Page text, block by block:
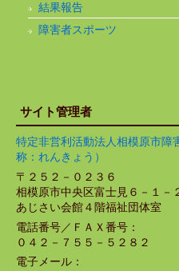
結果報告
障害者スポーツ
サイト管理者
特定非営利活動法人相模原市障
称：れんきょう）
〒２５２－０２３６
相模原市中央区富士見６－１－
あじさい会館４階福祉団体室
電話番号／ＦＡＸ番号：
０４２－７５５－５２８２
電子メール：